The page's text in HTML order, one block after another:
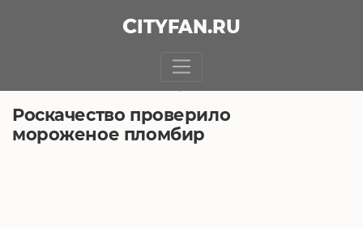
CITYFAN.RU
Роскачество проверило
мороженое пломбир